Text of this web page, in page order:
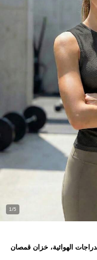
1/5
الهوائية، خزان قمصان